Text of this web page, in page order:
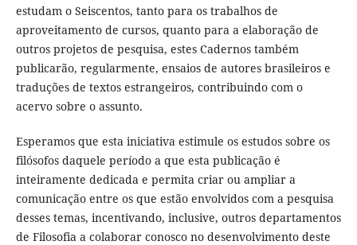
estudam o Seiscentos, tanto para os trabalhos de
aproveitamento de cursos, quanto para a elaboração de
outros projetos de pesquisa, estes Cadernos também
publicarão, regularmente, ensaios de autores brasileiros e
traduções de textos estrangeiros, contribuindo com o
acervo sobre o assunto.
Esperamos que esta iniciativa estimule os estudos sobre os
filósofos daquele período a que esta publicação é
inteiramente dedicada e permita criar ou ampliar a
comunicação entre os que estão envolvidos com a pesquisa
desses temas, incentivando, inclusive, outros departamentos
de Filosofia a colaborar conosco no desenvolvimento deste